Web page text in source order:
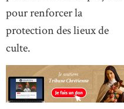
pour renforcer la
protection des lieux de
culte.